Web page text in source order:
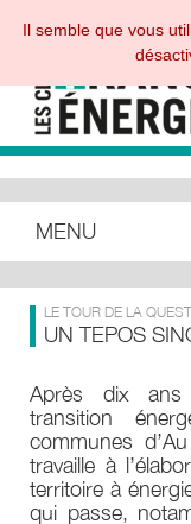
MENU
LE TOUR DE LA
UN TEPOS
Après dix ans
transition
communes
travaille à
territoire à
qui passe,
Il semble que vous